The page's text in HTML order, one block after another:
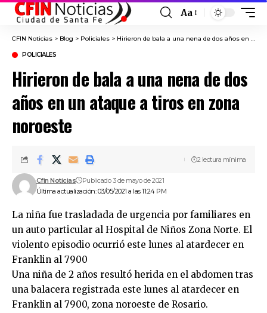
Font
Resizer
Aa
CFIN Noticias > Blog > Policiales > Hirieron de bala a una nena de dos años en un ataque a tiros en zona noroeste
POLICIALES
Hirieron de bala a una nena de dos
años en un ataque a tiros en zona
noroeste
Última actualización: 03/05/2021 a las 11:24 PM
Cfin Noticias Publicado 3 de mayo de 2021
2 lectura mínima
La niña fue trasladada de urgencia por familiares en
un auto particular al Hospital de Niños Zona Norte. El
violento episodio ocurrió este lunes al atardecer en
Franklin al 7900
Una niña de 2 años resultó herida en el abdomen tras
una balacera registrada este lunes al atardecer en
Franklin al 7900, zona noroeste de Rosario.